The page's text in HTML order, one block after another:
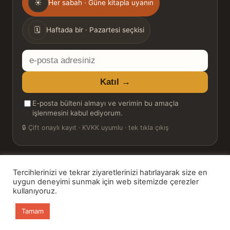
sıklığı
☀ Her sabah · Güne kitapla uyanın
🗓 Haftada bir · Pazartesi seçkisi
E-
posta
adresiniz
Katıl →
E-posta bülteni almayı ve verimin bu amaçla
işlenmesini kabul ediyorum.
🔒 Çift onaylı kayıt · KVKK uyumlu · tek tıkla çıkış
© 2026 Bookinton — Türkiye’nin Kitap Platformu
HT Book Review — webmaster: Hakan Turgay
Tercihlerinizi ve tekrar ziyaretlerinizi hatırlayarak size en
uygun deneyimi sunmak için web sitemizde çerezler
kullanıyoruz.
Tamam